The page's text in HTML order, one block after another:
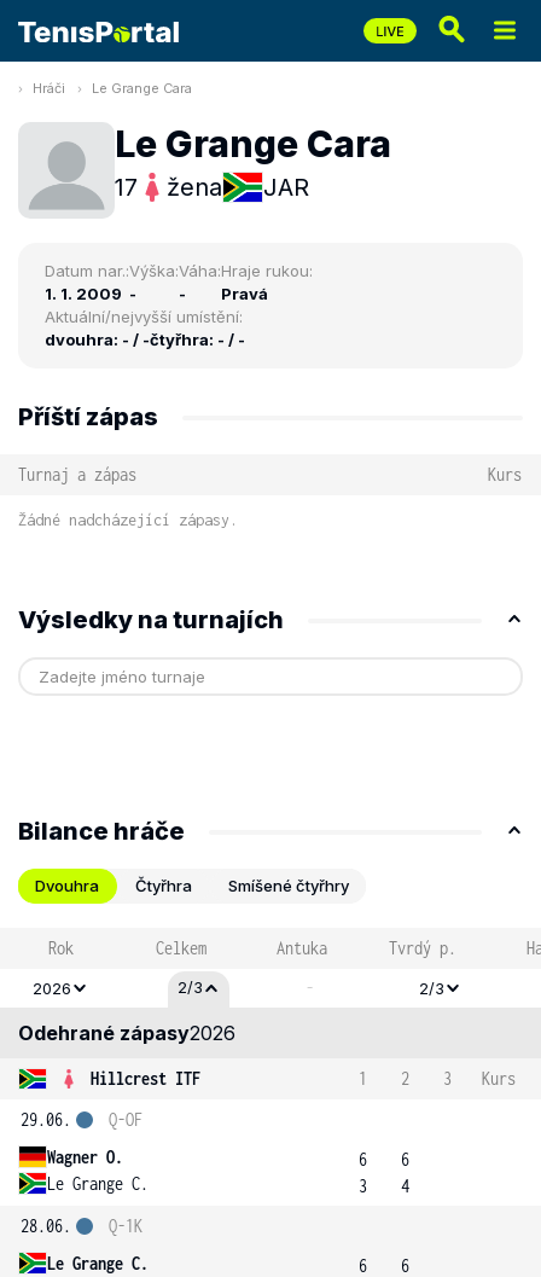
Hráči Le Grange Cara
Le Grange Cara
17 žena JAR
Datum nar.:
1. 1. 2009
Výška:
-
Váha:
-
Hraje rukou:
Pravá
Aktuální/nejvyšší umístění:
dvouhra: - / -čtyřhra: - / -
Příští zápas
Turnaj a zápas Kurs
Žádné nadcházející zápasy.
Výsledky na turnajích
Bilance hráče
Dvouhra Čtyřhra Smíšené čtyřhry
Rok Celkem Antuka Tvrdý p.
2026 2/3 - 2/3
Odehrané zápasy2026
Hillcrest ITF 1 2 3
Kurs
29.06.
Wagner O.
Le Grange C.
Q-OF
6
3
6
4
28.06.
Le Grange C.
Q-1K
6
6